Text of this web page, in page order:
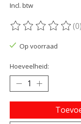
Incl. btw
De beoordeling (0)
Op voorraad
Hoeveelheid: